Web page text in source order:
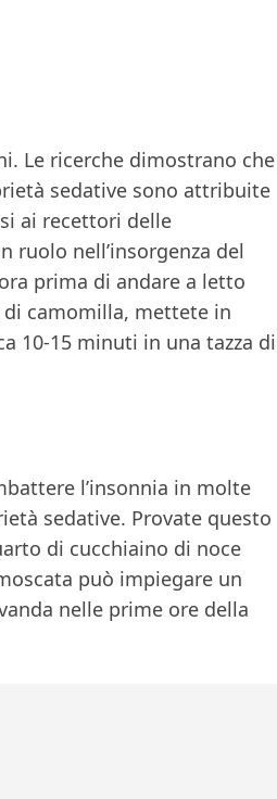
Le ricerche dimostrano che
sedative sono attribuite
ai recettori delle
ruolo nell’insorgenza del
prima di andare a letto
di camomilla, mettete in
10-15 minuti in una tazza di
l’insonnia in molte
sedative. Provate questo
di cucchiaino di noce
può impiegare un
nelle prime ore della